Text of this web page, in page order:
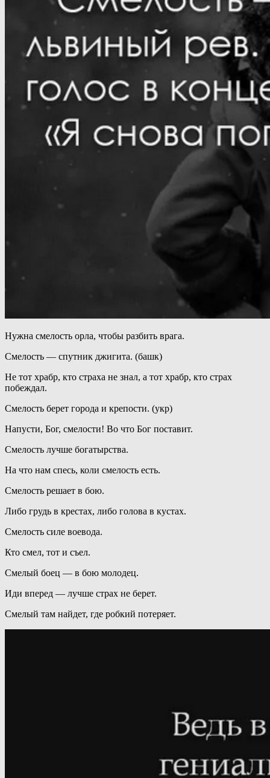
Нужна смелость орла, чтобы разбить врага.
Смелость — спутник джигита. (башк)
Не тот храбр, кто страха не знал, а тот храбр, кто страх
побеждал.
Смелость берет города и крепости. (укр)
Напусти, Бог, смелости! Во что Бог поставит.
Смелость лучше богатырства.
На что нам спесь, коли смелость есть.
Смелость решает в бою.
Либо грудь в крестах, либо голова в кустах.
Смелость силе воевода.
Кто смел, тот и съел.
Смелый боец — в бою молодец.
Иди вперед — лучше страх не берет.
Смелый там найдет, где робкий потеряет.